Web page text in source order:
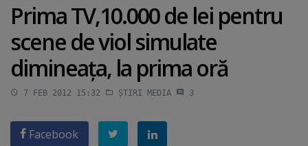
Prima TV,10.000 de lei pentru
scene de viol simulate
dimineaţa, la prima oră
7 FEB 2012 15:32 ȘTIRI MEDIA 3
Facebook